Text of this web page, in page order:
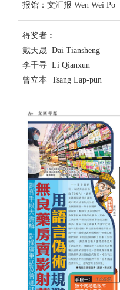
报馆：文汇报 Wen Wei Po
得奖者︰
戴天晟 Dai Tiansheng
李千寻 Li Qianxun
曾立本 Tsang Lap-pun